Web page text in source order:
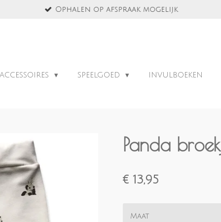
Ophalen op afspraak mogelijk
ACCESSOIRES SPEELGOED INVULBOEKEN
Panda
€ 13,95
Maat